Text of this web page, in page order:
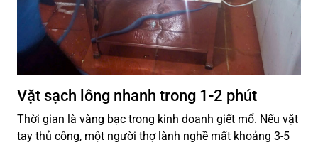
Vặt sạch lông nhanh trong 1-2 phút
Thời gian là vàng bạc trong kinh doanh giết mổ. Nếu vặt
tay thủ công, một người thợ lành nghề mất khoảng 3-5